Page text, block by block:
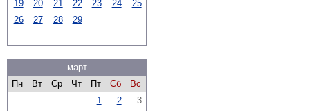
19 20 21 22 23 24
25
26
27 28 29
март
Пн
Вт Ср Чт Пт Сб
Вс
1
2
3